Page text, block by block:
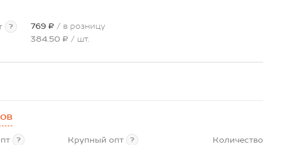
? 769 ₽ / в розницу
384.50 ₽ / шт.
? Крупный опт ? Количество